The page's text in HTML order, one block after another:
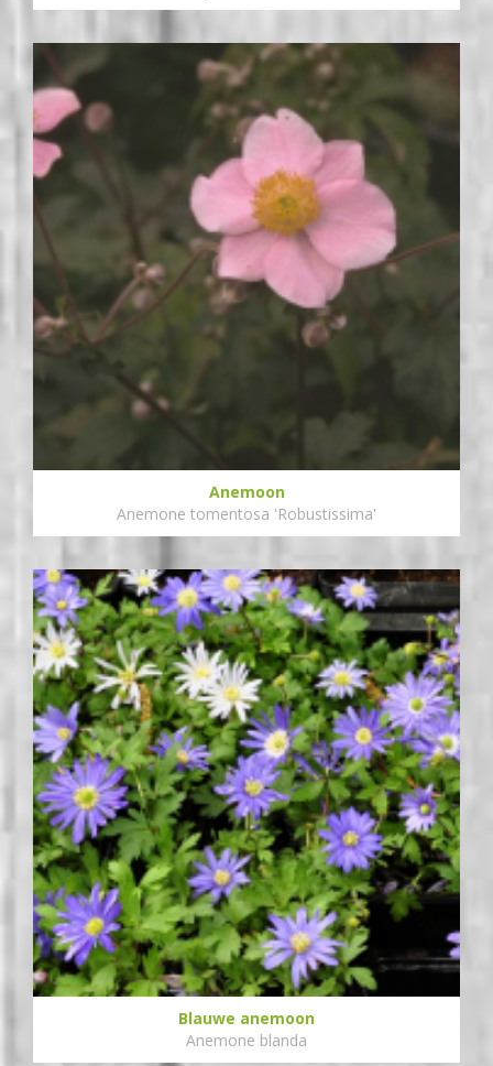
Anemoon
Anemone tomentosa 'Robustissima'
Blauwe anemoon
Anemone blanda